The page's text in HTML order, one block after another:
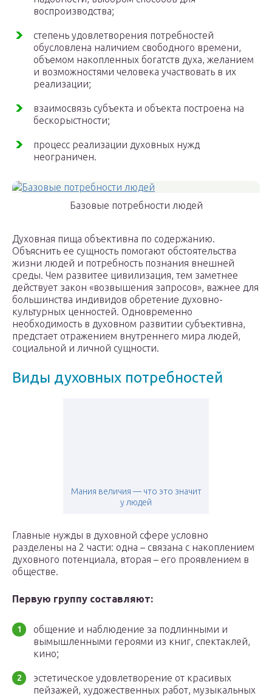
воспроизводства;
степень удовлетворения потребностей
обусловлена наличием свободного времени,
объемом накопленных богатств духа, желанием
и возможностями человека участвовать в их
реализации;
взаимосвязь субъекта и объекта построена на
бескорыстности;
процесс реализации духовных нужд
неограничен.
Базовые потребности людей
Духовная пища объективна по содержанию.
Объяснить ее сущность помогают обстоятельства
жизни людей и потребность познания внешней
среды. Чем развитее цивилизация, тем заметнее
действует закон «возвышения запросов», важнее для
большинства индивидов обретение духовно-
культурных ценностей. Одновременно
необходимость в духовном развитии субъективна,
предстает отражением внутреннего мира людей,
социальной и личной сущности.
Виды духовных потребностей
Мания величия — что это значит
у людей
Главные нужды в духовной сфере условно
разделены на 2 части: одна – связана с накоплением
духовного потенциала, вторая – его проявлением в
обществе.
Первую группу составляют:
общение и наблюдение за подлинными и
вымышленными героями из книг, спектаклей,
кино;
эстетическое удовлетворение от красивых
пейзажей, художественных работ, музыкальных